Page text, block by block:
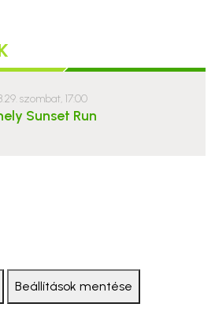
szombat, 17:00
Sunset Run
Beállítások mentése